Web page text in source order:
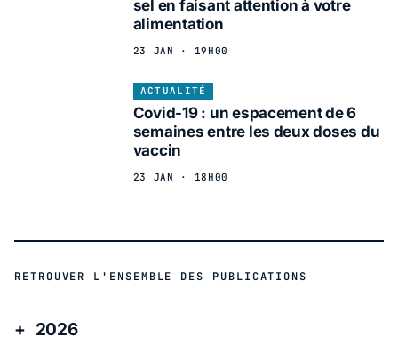
sel en faisant attention à votre
alimentation
23 JAN · 19H00
ACTUALITÉ
Covid-19 : un espacement de 6
semaines entre les deux doses du
vaccin
23 JAN · 18H00
RETROUVER L'ENSEMBLE DES PUBLICATIONS
2026